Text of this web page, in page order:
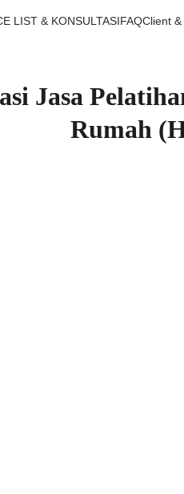
LIST & KONSULTASIFAQClient &
Jasa
Rumah